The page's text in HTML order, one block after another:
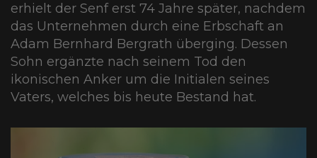
erhielt der Senf erst 74 Jahre später, nachdem
das Unternehmen durch eine Erbschaft an
Adam Bernhard Bergrath überging. Dessen
Sohn ergänzte nach seinem Tod den
ikonischen Anker um die Initialen seines
Vaters, welches bis heute Bestand hat.